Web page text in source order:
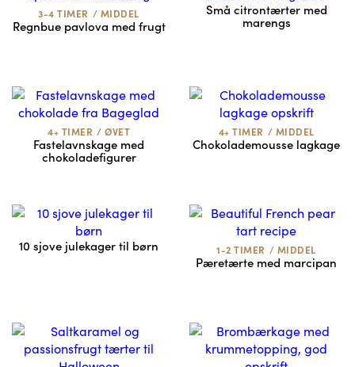
3-4 TIMER / MIDDEL
Regnbue pavlova med frugt
Små citrontærter med
marengs
4+ TIMER / ØVET
Fastelavnskage med
chokoladefigurer
4+ TIMER / MIDDEL
Chokolademousse lagkage
10 sjove julekager til børn 1-2 TIMER / MIDDEL
Pæretærte med marcipan